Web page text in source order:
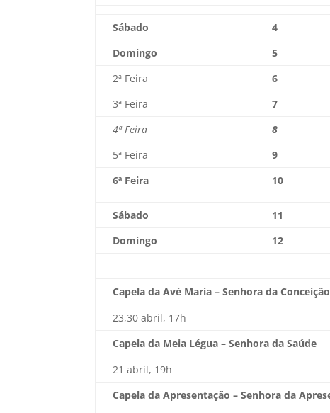
Sábado 4
Domingo
5
2ª Feira
6
3ª Feira
7
4ª Feira
8
5ª Feira
9
6ª Feira
10
Sábado 11
Domingo
12
Capela da Avé Maria – Senhora da Conceição
23,30 abril, 17h
Capela da Meia Légua – Senhora da Saúde
21 abril, 19h
Capela da Apresentação – Senhora da